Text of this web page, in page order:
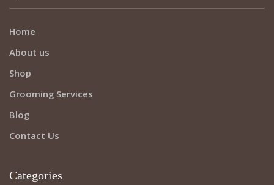
Home
About us
Shop
Grooming Services
Blog
Contact Us
Categories